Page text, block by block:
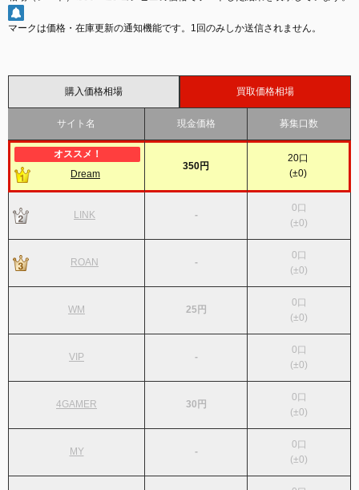
マークは価格・在庫更新の通知機能です。 1回のみしか送信されません。
購入価格相場 買取価格相場
サイト名 現金価格 募集口数
Dream
350円
20口
(±0)
LINK -
0 口
(±0)
ROAN -
0 口
(±0)
WM 25円
0 口
(±0)
VIP -
0 口
(±0)
4GAMER 30円
0 口
(±0)
MY -
0 口
(±0)